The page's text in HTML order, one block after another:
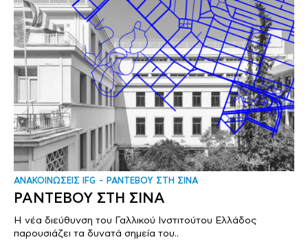
ΑΝΑΚΟΙΝΩΣΕΙΣ IFG ΡΑΝΤΕΒΟΥ ΣΤΗ ΣΙΝΑ
ΡΑΝΤΕΒΟΥ ΣΤΗ ΣΙΝΑ
Η νέα διεύθυνση του Γαλλικού Ινστιτούτου Ελλάδος
παρουσιάζει τα δυνατά σημεία του..